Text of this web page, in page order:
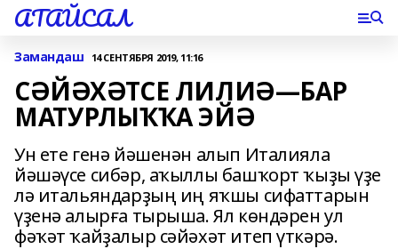
АТАЙСАЛ
Замандаш 14 СЕНТЯБРЯ 2019, 11:16
СӘЙӘХӘТСЕ ЛИЛИӘ—БАР
МАТУРЛЫҠҠА ЭЙӘ
Ун ете генә йәшенән алып Италияла
йәшәүсе сибәр, аҡыллы башҡорт ҡыҙы үҙе
лә итальяндарҙың иң яҡшы сифаттарын
үҙенә алырға тырыша. Ял көндәрен ул
фәҡәт ҡайҙалыр сәйәхәт итеп үткәрә.